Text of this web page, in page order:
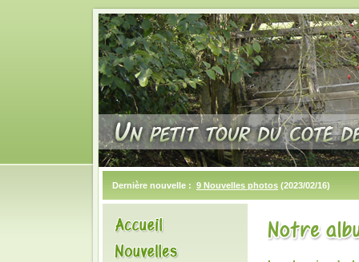
Dernière nouvelle : 9 Nouvelles photos (2023/02/16)